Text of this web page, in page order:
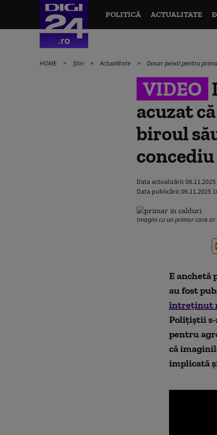
POLITICĂ ACTUALITATE
HOME Știri Actualitate Dosar penal pentru
VIDEO
acuzat
biroul
Data actualizării:
Data publicării:06.11.2025
Imagini cu un primar care
E anchetă
au fost
întreținut
Polițiștii s-
pentru
că
implicată